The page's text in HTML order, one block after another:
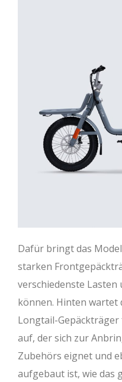
Dafür bringt das
starken
verschiedenste
können. Hinten wartet
Longtail-
auf, der sich zur
Zubehörs eignet und
aufgebaut ist, wie das